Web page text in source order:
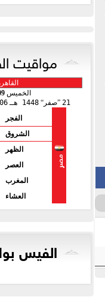
مواقيت
الخميس
21 صفر 1448 هـ 06
مصر
الفجر
الشروق
الظهر
العصر
المغرب
العشاء
الفيس